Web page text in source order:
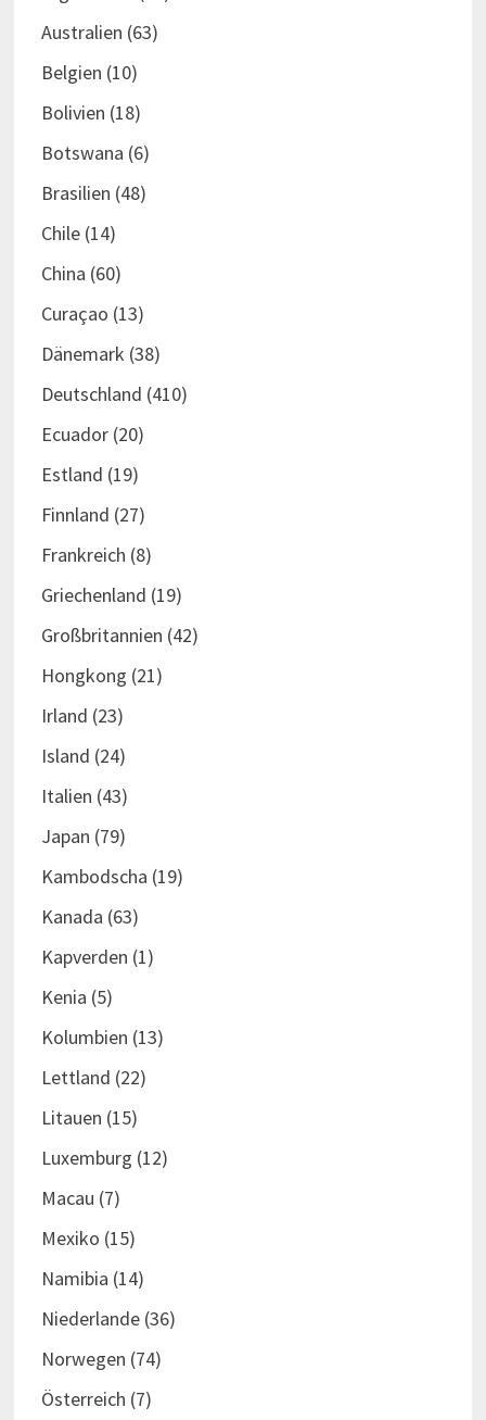
Australien (63)
Belgien (10)
Bolivien (18)
Botswana (6)
Brasilien (48)
Chile(14)
China (60)
Curaçao (13)
Dänemark (38)
Deutschland (410)
Ecuador(20)
Estland (19)
Finnland (27)
Frankreich (8)
Griechenland (19)
Großbritannien (42)
Hongkong (21)
Irland (23)
Island (24)
Italien (43)
Japan (79)
Kambodscha (19)
Kanada (63)
Kapverden (1)
Kenia (5)
Kolumbien (13)
Lettland (22)
Litauen (15)
Luxemburg (12)
Macau (7)
Mexiko (15)
Namibia (14)
Niederlande(36)
Norwegen (74)
Österreich (7)